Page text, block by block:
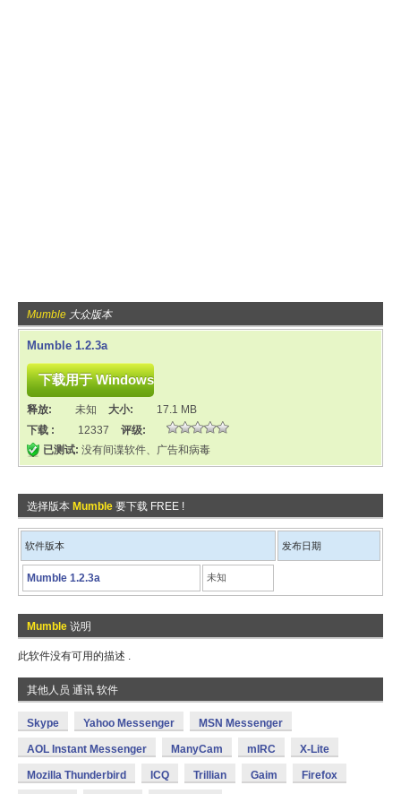
Mumble 大众版本
Mumble 1.2.3a
释放: 未知 大小:
17.1 MB
下载 :
12337
评级:
已测试: 没有间谍软件、广告和病毒
选择版本 Mumble 要下载 FREE !
软件版本 发布日期
Mumble 1.2.3a 未知
Mumble 说明
此软件没有可用的描述 .
其他人员 通讯 软件
Skype Yahoo Messenger MSN Messenger
AOL Instant Messenger ManyCam mIRC X-Lite
Mozilla Thunderbird ICQ Trillian Gaim Firefox